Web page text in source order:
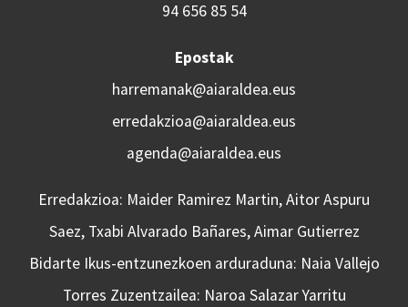
94 656 85 54
Epostak
harremanak@aiaraldea.eus
erredakzioa@aiaraldea.eus
agenda@aiaraldea.eus
Erredakzioa: Maider Ramirez Martin, Aitor Aspuru
Saez, Txabi Alvarado Bañares, Aimar Gutierrez
Bidarte Ikus-entzunezkoen arduraduna: Naia Vallejo
Torres Zuzentzailea: Naroa Salazar Yarritu